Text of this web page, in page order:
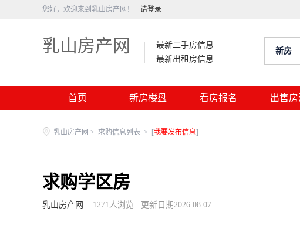
您好，欢迎来到乳山房产网！ 请登录
乳山房产网
最新二手房信息
最新出租房信息
新房
首页 新房楼盘 看房报名 出售房
乳山房产网 > 求购信息列表 > [我要发布信息]
求购学区房
乳山房产网 1271人浏览 更新日期2026.08.07